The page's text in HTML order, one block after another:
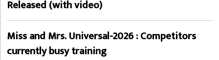
Released (with video)
Miss and Mrs. Universal-2026 : Competitors
currently busy training